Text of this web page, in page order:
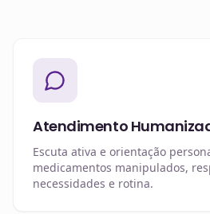
Atendimento
Escuta ativa e orientação
medicamentos manipulados,
necessidades e rotina.